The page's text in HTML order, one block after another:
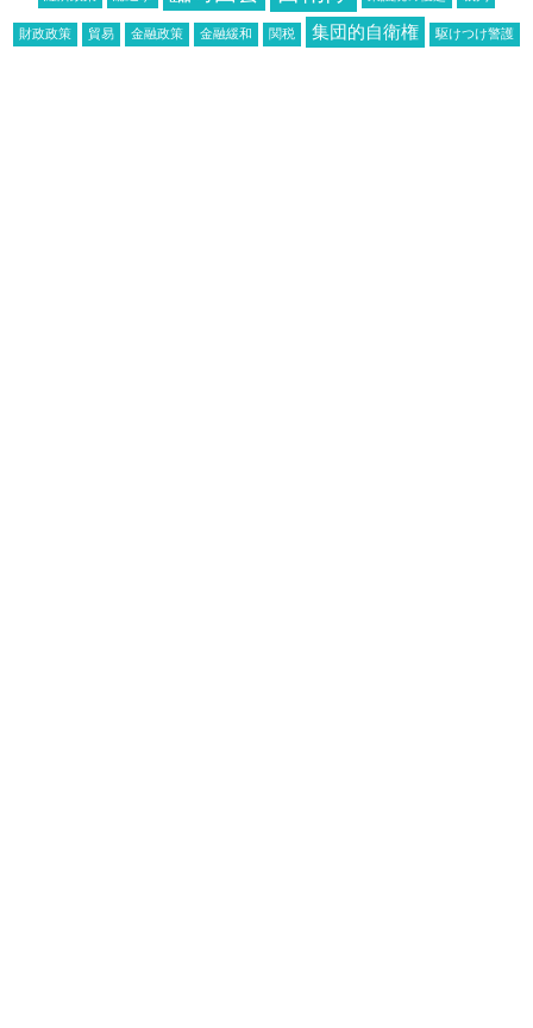
財政政策 貿易 金融政策 金融緩和 関税 集団的自衛権 駆けつけ警護